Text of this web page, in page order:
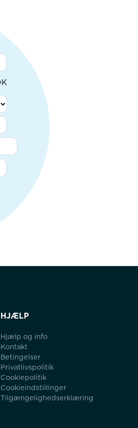
HJÆLP
Hjælp og info
Kontakt
Betingelser
Privatlivspolitik
Cookiepolitik
Cookieindstillinger
Tilgængelighedserklæring